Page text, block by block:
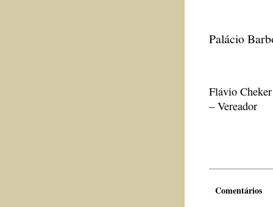
Palácio
Flávio Cheker
– Vereador
Comentários